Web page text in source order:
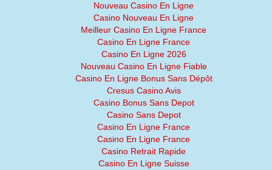
Nouveau Casino En Ligne
Casino Nouveau En Ligne
Meilleur Casino En Ligne France
Casino En Ligne France
Casino En Ligne 2026
Nouveau Casino En Ligne Fiable
Casino En Ligne Bonus Sans Dépôt
Cresus Casino Avis
Casino Bonus Sans Depot
Casino Sans Depot
Casino En Ligne France
Casino En Ligne France
Casino Retrait Rapide
Casino En Ligne Suisse